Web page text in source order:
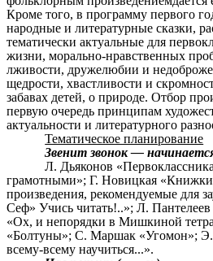
Кроме того, в программу первого
народные и литературные сказки,
тематически актуальные для
жизни, морально-нравственных
лживости, дружелюбии и
щедрости, хвастливости и
забавах детей, о природе. Отбор
первую очередь принципам
актуальности и литературного
Тематическое планирование
Звенит звонок —
Л. Дьяконов
грамотными»; Г. Новицкая
произведения, рекомендуемые для
Сеф» Учись читать!..»; Л.
«Ох, и непорядки в Мишкиной
«Болтуны»; С. Маршак «Угомон»;
всему-всему научиться...».